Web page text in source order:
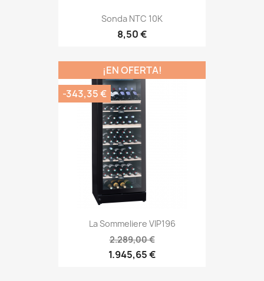
Sonda NTC 10K
8,50 €
La Sommeliere VIP196
2.289,00 €
1.945,65 €
¡EN OFERTA!
-343,35 €